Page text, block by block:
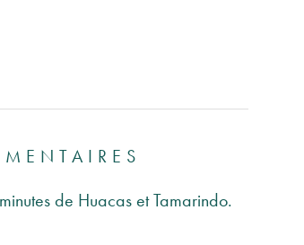
de Huacas et Tamarindo.